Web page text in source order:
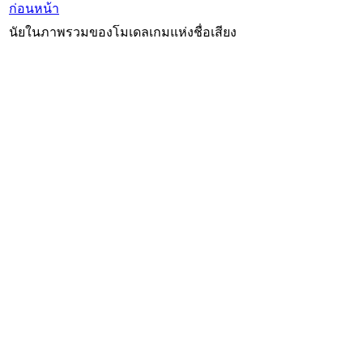
ก่อนหน้า
นัยในภาพรวมของโมเดลเกมแห่งชื่อเสียง